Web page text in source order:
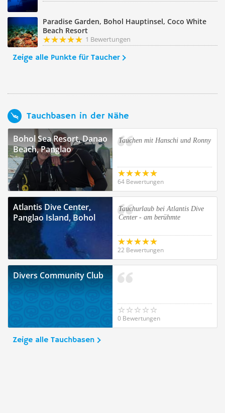
Paradise Garden, Bohol Hauptinsel, Coco White
Beach Resort
1 Bewertungen
Zeige alle Punkte für Taucher
Tauchbasen in der Nähe
Bohol Sea Resort, Danao
Beach, Panglao
Tauchen mit Hanschi und Ronny
64 Bewertungen
Atlantis Dive Center,
Panglao Island, Bohol
Tauchurlaub bei Atlantis Dive
Center - am berühmte
22 Bewertungen
Divers Community Club
0 Bewertungen
Zeige alle Tauchbasen